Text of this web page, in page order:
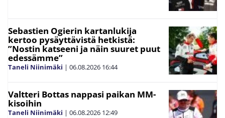
Sebastien Ogierin kartanlukija
kertoo pysäyttävistä hetkistä:
”Nostin katseeni ja näin suuret puut
edessämme”
Taneli Niinimäki | 06.08.2026 16:44
Valtteri Bottas nappasi paikan MM-
kisoihin
Taneli Niinimäki | 06.08.2026 12:49